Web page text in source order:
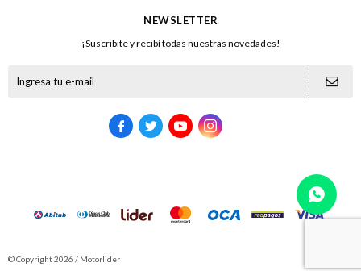
NEWSLETTER
¡Suscribite y recibí todas nuestras novedades!
   
© Copyright 2026 / Motorlider